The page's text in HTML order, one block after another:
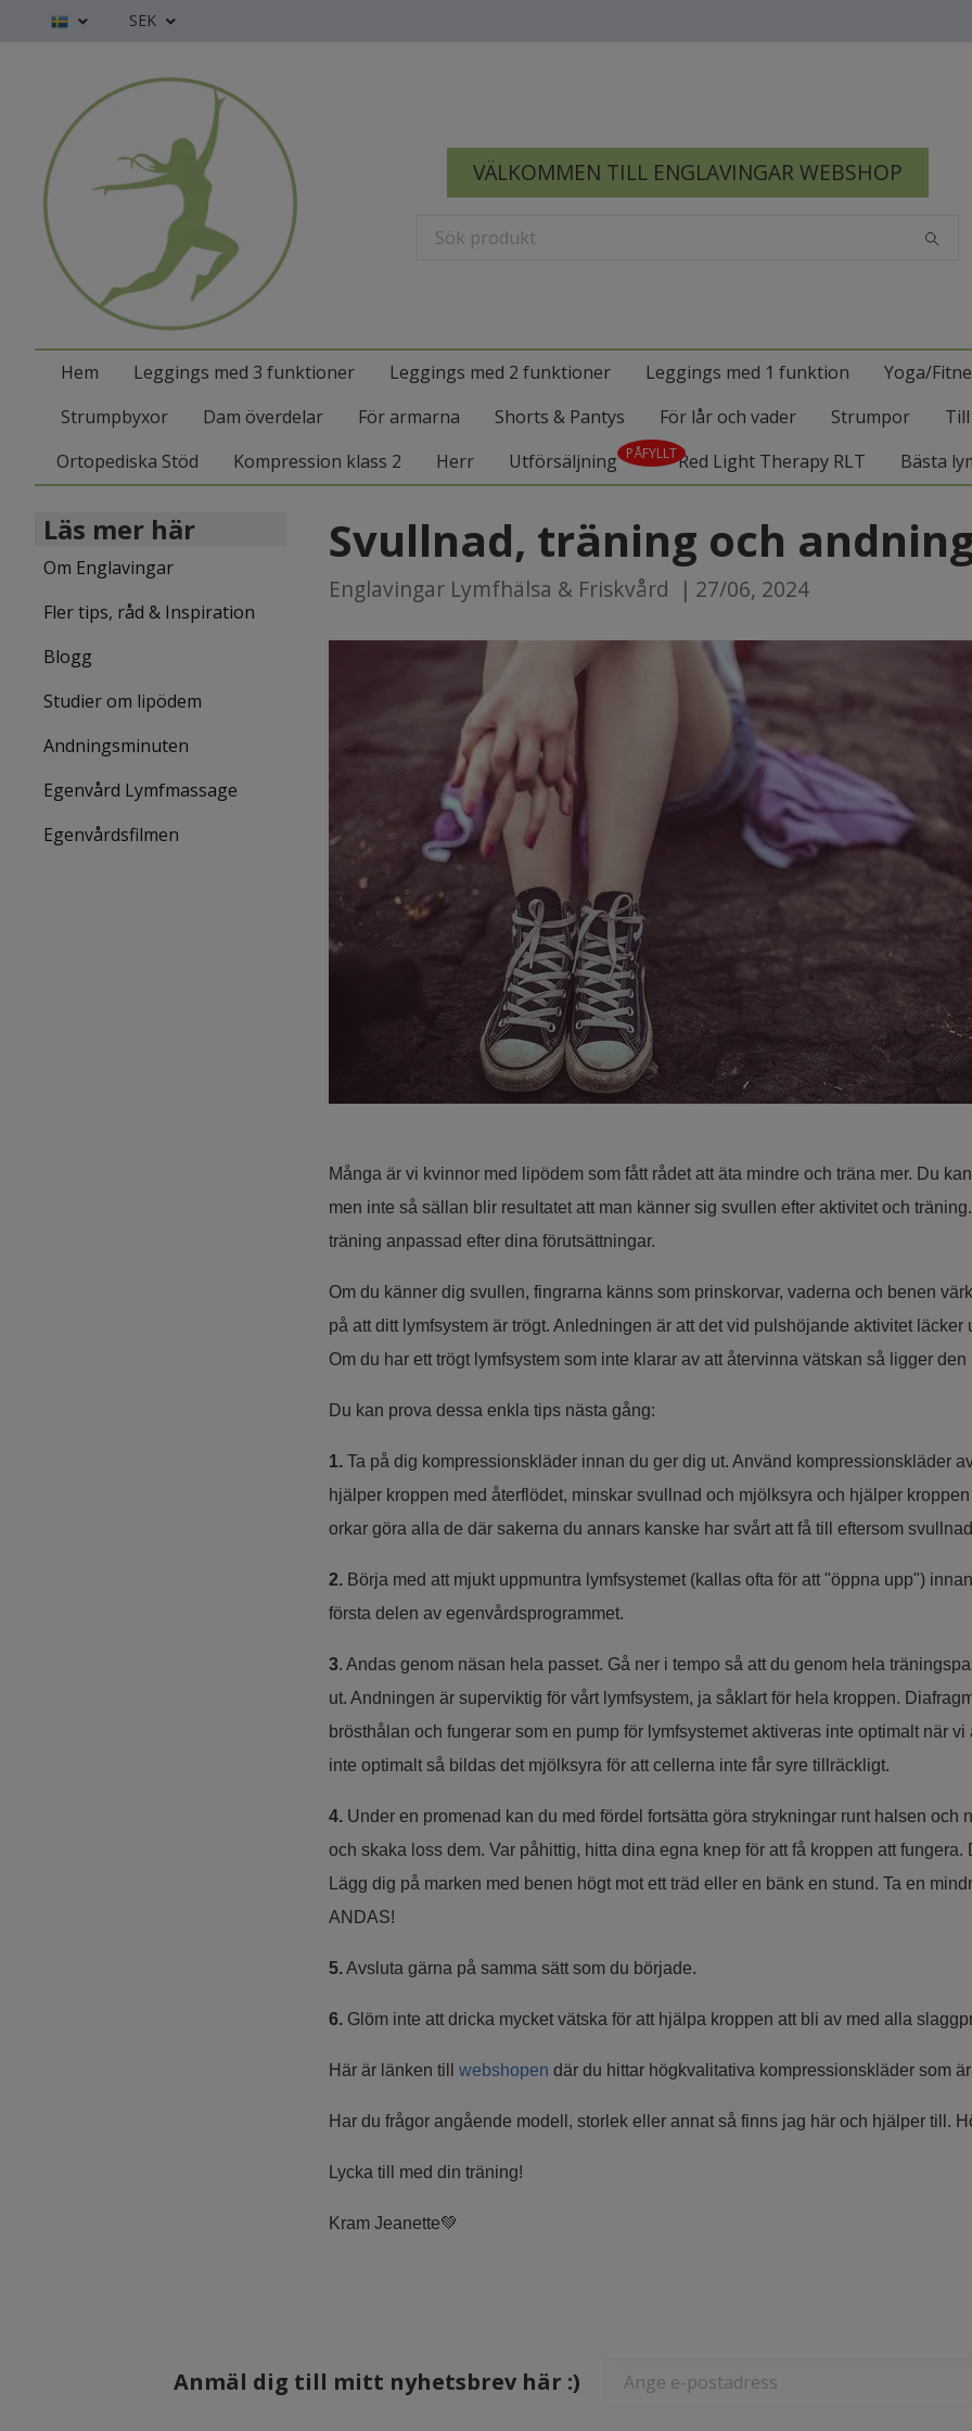
SEK
VÄLKOMMEN TILL ENGLAVINGAR WEBSHOP
Hem Leggings med 3 funktioner Leggings med 2 funktioner Leggings med 1 funktion
Yoga/
Strumpbyxor
Dam överdelar För armarna Shorts & Pantys För lår och vader Strumpor
Ortopediska Stöd
Kompression klass 2 Herr Utförsäljning PÅFYLLTRed Light Therapy RLT Bästa
Läs mer här
Om Englavingar
Fler tips, råd & Inspiration
Blogg
Studier om lipödem
Andningsminuten
Egenvård Lymfmassage
Egenvårdsfilmen
Svullnad, träning och
Englavingar Lymfhälsa & Friskvård | 27/06, 2024
Många är vi kvinnor med lipödem som fått rådet att äta mindre och träna mer. Du
men inte så sällan blir resultatet att man känner sig svullen efter aktivitet och
träning anpassad efter dina förutsättningar.
Om du känner dig svullen, fingrarna känns som prinskorvar, vaderna och benen
på att ditt lymfsystem är trögt. Anledningen är att det vid pulshöjande aktivitet
Om du har ett trögt lymfsystem som inte klarar av att återvinna vätskan så ligger
Du kan prova dessa enkla tips nästa gång:
1. Ta på dig kompressionskläder innan du ger dig ut. Använd kompressionskläder
hjälper kroppen med återflödet, minskar svullnad och mjölksyra och hjälper
orkar göra alla de där sakerna du annars kanske har svårt att få till eftersom
2. Börja med att mjukt uppmuntra lymfsystemet (kallas ofta för att "öppna upp")
första delen av egenvårdsprogrammet.
3. Andas genom näsan hela passet. Gå ner i tempo så att du genom hela
ut. Andningen är superviktig för vårt lymfsystem, ja såklart för hela kroppen.
brösthålan och fungerar som en pump för lymfsystemet aktiveras inte optimalt när
inte optimalt så bildas det mjölksyra för att cellerna inte får syre tillräckligt.
4. Under en promenad kan du med fördel fortsätta göra strykningar runt halsen
och skaka loss dem. Var påhittig, hitta dina egna knep för att få kroppen att
Lägg dig på marken med benen högt mot ett träd eller en bänk en stund. Ta en
ANDAS!
5.Avsluta gärna på samma sätt som du började.
6. Glöm inte att dricka mycket vätska för att hjälpa kroppen att bli av med alla
Här är länken till webshopen där du hittar högkvalitativa kompressionskläder som
Har du frågor angående modell, storlek eller annat så finns jag här och hjälper till.
Lycka till med din träning!
Kram Jeanette💚
Anmäl dig till mitt nyhetsbrev här :)